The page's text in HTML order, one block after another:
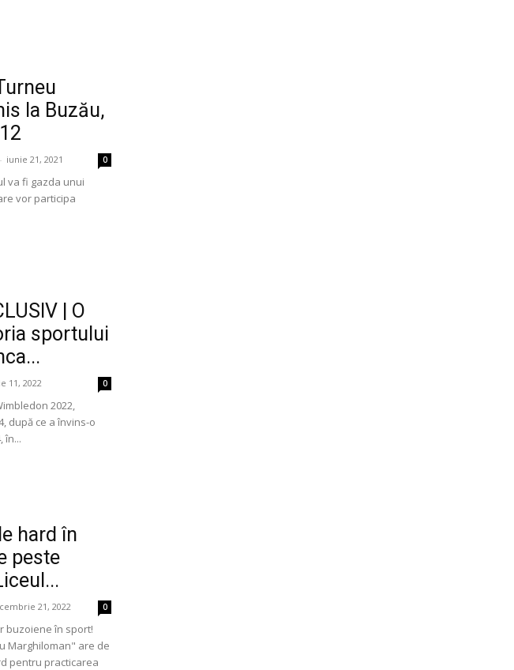
la Buzău,
- iunie 21, 2021 0
va fi gazda unui
vor participa
| O
sportului
11, 2022 0
2022,
după ce a învins-o
în...
hard în
peste
21, 2022 0
buzoiene în sport!
Marghiloman" are de
pentru practicarea